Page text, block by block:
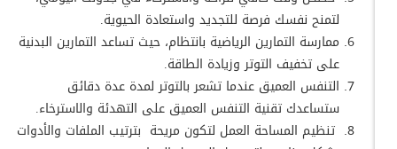
لتمنح نفسك فرصة للتجديد واستعادة الحيوية.
ممارسة التمارين الرياضية بانتظام، حيث تساعد التمارين البدنية
على تخفيف التوتر وزيادة الطاقة.
التنفس العميق عندما تشعر بالتوتر لمدة عدة دقائق
ستساعدك تقنية التنفس العميق على التهدئة والاسترخاء.
تنظيم المساحة العمل لتكون مريحة بترتيب الملفات والأدوات